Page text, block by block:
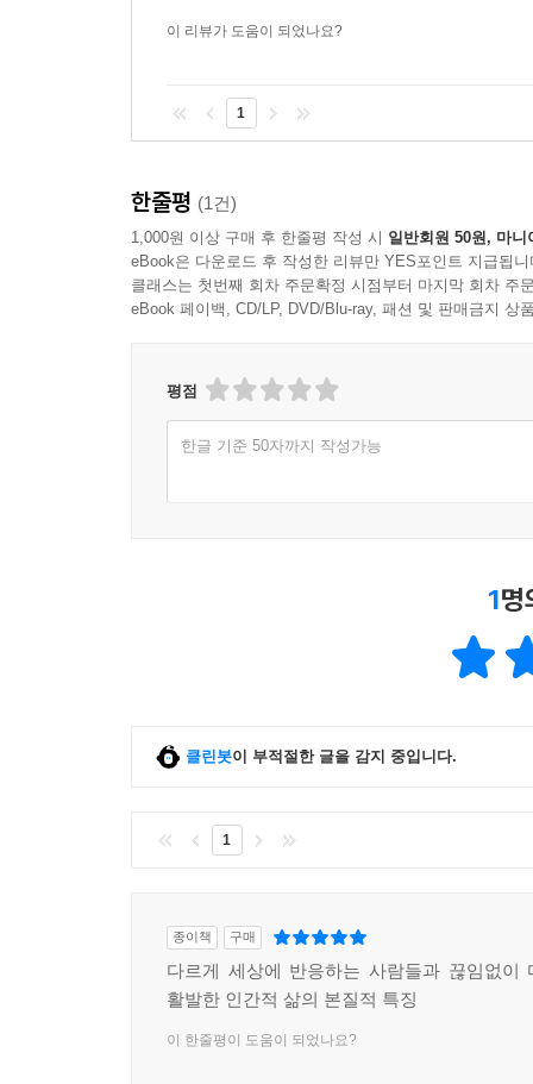
인간은 감옥에 갇혀 있다고 느낀다. 자아가 그 출
지금이나 앞으로나 영원히 알 수 없을 것이다. 우
조롱이는 어떤 의미에서─확실히 연구할 가치가
--- p.588-589)
하는 의견을 고찰해본다. 이런 견해가 무엇을 의
것이 미즐리의 결론이다.
생물학자들의 이론을 소개하고 분석하면서 “과학
생물학자들의 오류의 핵심이자 진화에 대한 전
삶에 실질적으로 어떤 영향을 줄 수 있는지를
반영한다. 우리는 육체를 벗어난 지성체도 아니
부분의 관계를 살펴본다. 말, 합리성, 문화 등
것을 보여주고자 한다.
바라보지 못하도록 가로막아온 담장을 살펴보
있다고 주장한다. 그는 ‘이성적(합리적)’이라고
환상이며, 이는 인간의 잠재력과 자연 세계의 파
이 리뷰가 도움이 되었나요?
1
한줄평 (1건)
1,000원 이상 구매 후 한줄평 작성 시 일반회원 50원, 마니
eBook은 다운로드 후 작성한 리뷰만 YES포인트 지급됩니
클래스는 첫번째 회차 주문확정 시점부터 마지막 회차 주
eBook 페이백, CD/LP, DVD/Blu-ray, 패션 및 판매금지 상
평점
한글 기준 50자까지 작성가능
1명
클린봇이 부적절한 글을 감지 중입니다.
1
종이책 구매
다르게 세상에 반응하는 사람들과 끊임없이
활발한 인간적 삶의 본질적 특징
이 한줄평이 도움이 되었나요?